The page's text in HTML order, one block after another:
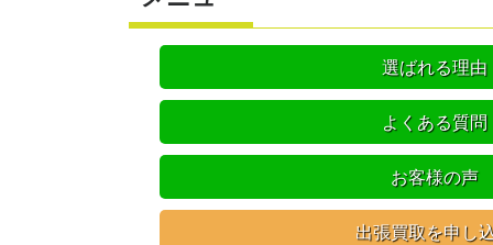
選ばれる理由
よくある質問
お客様の声
出張買取を申し